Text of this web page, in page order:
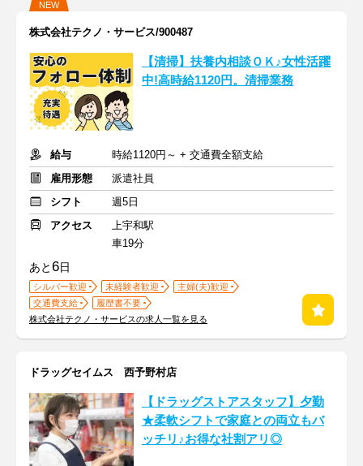
NEW
株式会社テクノ・サービス/900487
【清掃】扶養内相談ＯＫ♪女性活躍
中!高時給1120円。清掃業務
給与
時給1120円～ + 交通費全額支給
雇用形態
派遣社員
シフト
週5日
アクセス
上宇和駅
車19分
あと6日
シルバー歓迎 未経験者歓迎
主婦(夫)歓迎
交通費支給
履歴書不要
株式会社テクノ・サービスの求人一覧を見る
ドラッグセイムス 西予野村店
【ドラッグストアスタッフ】夕勤
★柔軟シフトで家庭との両立もバ
ッチリ♪お得な社割アリ◎